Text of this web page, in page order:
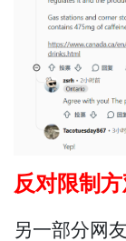
反对限制
另一部分网